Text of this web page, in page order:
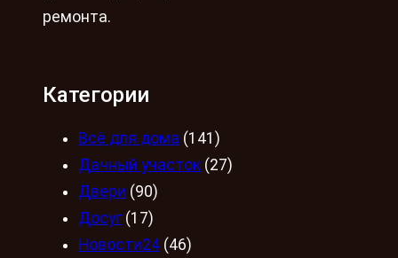
ремонта.
Категории
Всё для дома (141)
Дачный участок (27)
Двери (90)
Досуг (17)
Новости24 (46)